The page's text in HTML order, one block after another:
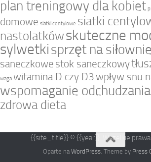
plan treningowy dla kobiet
domowe siatki centylowe siatki
nastolatkówskuteczne
sylwetkisprzęt na siłownie
saneczkowe stok saneczkowy
waga witamina D czy D3wpływ snu
wspomaganie odchudzania
zdrowa dieta
{{site_title}} © {{year}}. Wszelkie
Oparte naWordPress. Theme by Press